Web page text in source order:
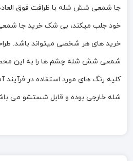
جا شمعی شش شله با ظرافت فوق العاده
خود جلب میکند، بی شک خرید جا
خرید های هر شخصی میتواند باشد.
شمعی شش شله چشم ها را به این
کلیه رنگ های مورد استفاده در
شله خارجی بوده و قابل شستشو می